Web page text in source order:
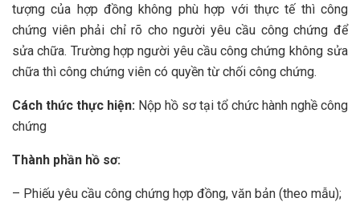
tượng của hợp đồng không phù hợp với thực tế thì công
chứng viên phải chỉ rõ cho người yêu cầu công chứng để
sửa chữa. Trường hợp người yêu cầu công chứng không sửa
chữa thì công chứng viên có quyền từ chối công chứng.
Cách thức thực hiện: Nộp hồ sơ tại tổ chức hành nghề công
chứng
Thành phần hồ sơ:
– Phiếu yêu cầu công chứng hợp đồng, văn bản (theo mẫu);